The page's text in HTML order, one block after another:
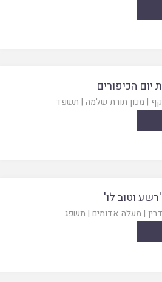
הכיפורים
| מכון תורת שלמה | תשפד
וטוב לו'
| מעלה אדומים | תשפג